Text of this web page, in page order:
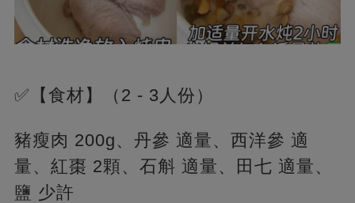
✅【食材】（2 - 3人份）
豬瘦肉 200g、丹參 適量、西洋參 適
量、紅棗 2顆、石斛 適量、田七 適量、
鹽 少許